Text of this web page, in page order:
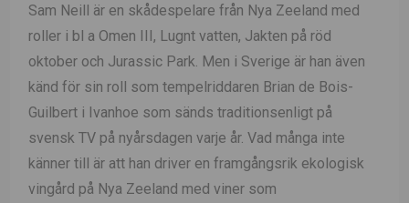
Sam Neill är en skådespelare från Nya Zeeland med
roller i bl a Omen III, Lugnt vatten, Jakten på röd
oktober och Jurassic Park. Men i Sverige är han även
känd för sin roll som tempelriddaren Brian de Bois-
Guilbert i Ivanhoe som sänds traditionsenligt på
svensk TV på nyårsdagen varje år. Vad många inte
känner till är att han driver en framgångsrik ekologisk
vingård på Nya Zeeland med viner som